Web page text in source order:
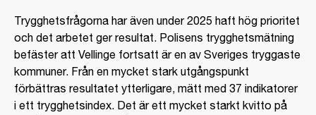
Trygghetsfrågorna har även under 2025 haft hög prioritet
och det arbetet ger resultat. Polisens trygghetsmätning
befäster att Vellinge fortsatt är en av Sveriges tryggaste
kommuner. Från en mycket stark utgångspunkt
förbättras resultatet ytterligare, mätt med 37 indikatorer
i ett trygghetsindex. Det är ett mycket starkt kvitto på